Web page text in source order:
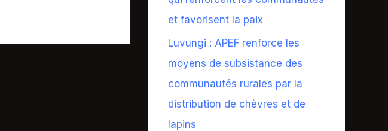
et favorisent la paix
Luvungi : APEF renforce les
moyens de subsistance des
communautés rurales par la
distribution de chèvres et de
lapins